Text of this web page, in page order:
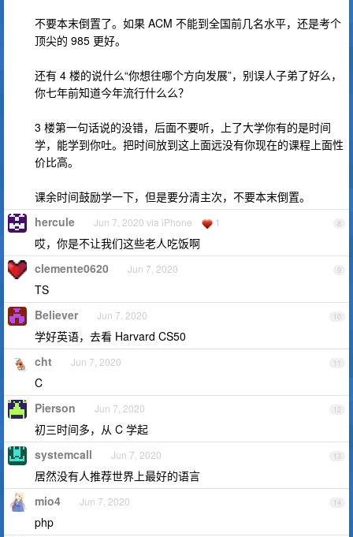
不要本末倒置了。如果 ACM 不能到全国前几名水平，还是考个
顶尖的 985 更好。
还有 4 楼的说什么“你想往哪个方向发展”，别误人子弟了好么，
你七年前知道今年流行什么么？
3 楼第一句话说的没错，后面不要听，上了大学你有的是时间
学，能学到你吐。把时间放到这上面远没有你现在的课程上面性
价比高。
课余时间鼓励学一下，但是要分清主次，不要本末倒置。
8
hercule Jun 7, 2020 via iPhone 1
哎，你是不让我们这些老人吃饭啊
9
clemente0620 Jun 7, 2020
TS
10
Believer Jun 7, 2020
学好英语，去看 Harvard CS50
11
cht Jun 7, 2020
C
12
Pierson Jun 7, 2020
初三时间多，从 C 学起
13
systemcall Jun 7, 2020
居然没有人推荐世界上最好的语言
14
mio4 Jun 7, 2020
php